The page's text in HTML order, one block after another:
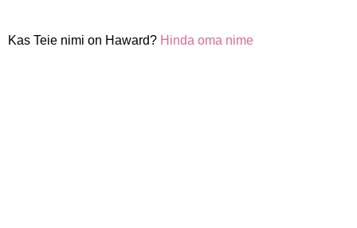
Kas Teie nimi on Haward? Hinda oma nime